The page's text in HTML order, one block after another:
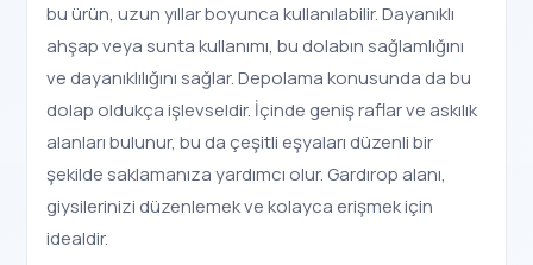
bu ürün, uzun yıllar boyunca kullanılabilir. Dayanıklı
ahşap veya sunta kullanımı, bu dolabın sağlamlığını
ve dayanıklılığını sağlar. Depolama konusunda da bu
dolap oldukça işlevseldir. İçinde geniş raflar ve askılık
alanları bulunur, bu da çeşitli eşyaları düzenli bir
şekilde saklamanıza yardımcı olur. Gardırop alanı,
giysilerinizi düzenlemek ve kolayca erişmek için
idealdir.